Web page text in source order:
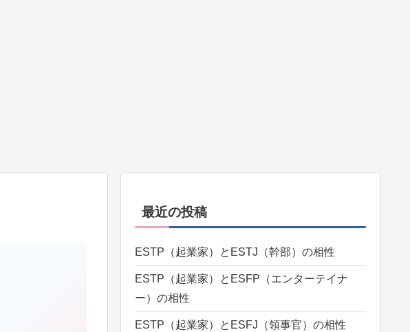
最近の投稿
ESTP（起業家）とESTJ（幹部）の相性
ESTP（起業家）とESFP（エンターテイナ
ー）の相性
ESTP（起業家）とESFJ（領事官）の相性